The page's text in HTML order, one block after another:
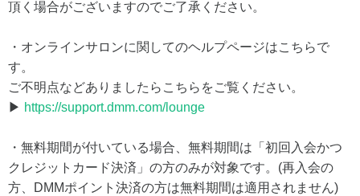
頂く場合がございますのでご了承ください。
・オンラインサロンに関してのヘルプページはこちらで
す。
ご不明点などありましたらこちらをご覧ください。
▶ https://support.dmm.com/lounge
・無料期間が付いている場合、無料期間は「初回入会かつ
クレジットカード決済」の方のみが対象です。(再入会の
方、DMMポイント決済の方は無料期間は適用されません)